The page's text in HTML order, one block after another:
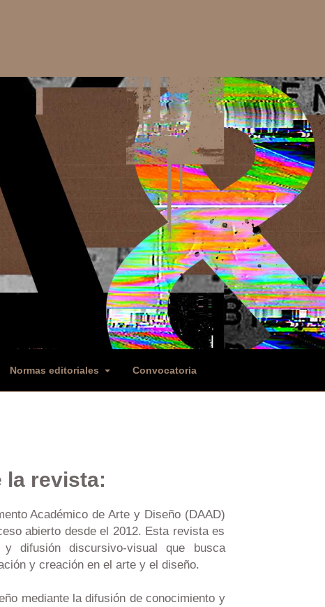
Normas editoriales Convocatoria
la revista:
Académico de Arte y Diseño (DAAD)
abierto desde el 2012. Esta revista es
difusión discursivo-visual que busca
y creación en el arte y el diseño.
mediante la difusión de conocimiento y